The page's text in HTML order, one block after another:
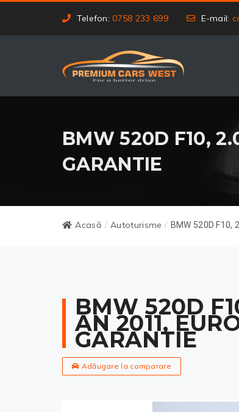
Telefon:0758 233 699 E-mail:
BMW 520D F10,
GARANTIE
Acasă / Autoturisme / BMW 520D F10,
BMW 520D
AN 2011,
GARANTIE
Adăugare la comparare